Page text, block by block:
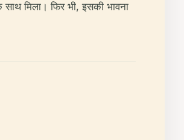
मिला। फिर भी, इसकी भावना